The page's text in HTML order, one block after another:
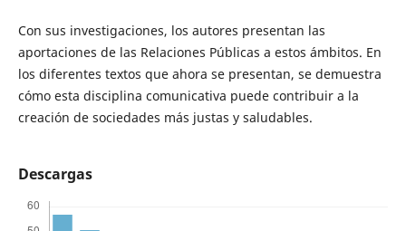
Con sus investigaciones, los autores presentan las
aportaciones de las Relaciones Públicas a estos ámbitos. En
los diferentes textos que ahora se presentan, se demuestra
cómo esta disciplina comunicativa puede contribuir a la
creación de sociedades más justas y saludables.
Descargas